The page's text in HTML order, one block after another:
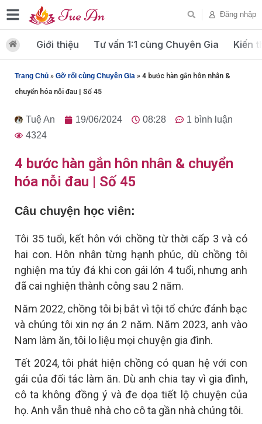
Đăng nhập
Giới thiệu Tư vấn 1:1 cùng Chuyên Gia Kiến
Trang Chủ » Gỡ rối cùng Chuyên Gia » 4 bước hàn gắn hôn nhân &
chuyển hóa nỗi đau | Số 45
Tuệ An 19/06/2024 08:28
1 bình luận
4324
4 bước hàn gắn hôn nhân & chuyển
hóa nỗi đau | Số 45
Câu chuyện học viên:
Tôi 35 tuổi, kết hôn với chồng từ thời cấp 3 và có
hai con. Hôn nhân từng hạnh phúc, dù chồng tôi
nghiện ma túy đá khi con gái lớn 4 tuổi, nhưng anh
đã cai nghiện thành công sau 2 năm.
Năm 2022, chồng tôi bị bắt vì tội tổ chức đánh bạc
và chúng tôi xin nợ án 2 năm. Năm 2023, anh vào
Nam làm ăn, tôi lo liệu mọi chuyện gia đình.
Tết 2024, tôi phát hiện chồng có quan hệ với con
gái của đối tác làm ăn. Dù anh chia tay vì gia đình,
cô ta không đồng ý và đe dọa tiết lộ chuyện của
họ. Anh vẫn thuê nhà cho cô ta gần nhà chúng tôi.